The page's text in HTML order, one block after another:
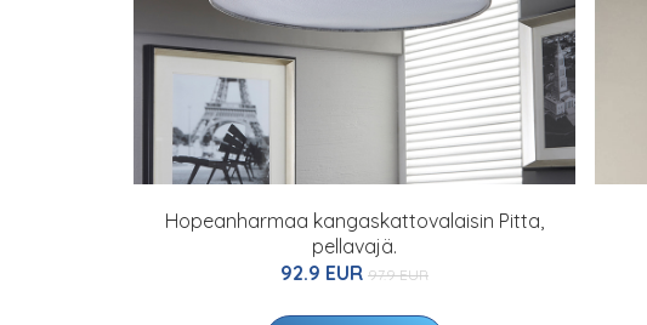
Hopeanharmaa kangaskattovalaisin Pitta,
pellavajä.
92.9 EUR 97.9 EUR